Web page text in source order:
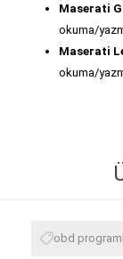
Maserati
okuma/
Maserati
okuma/
obd